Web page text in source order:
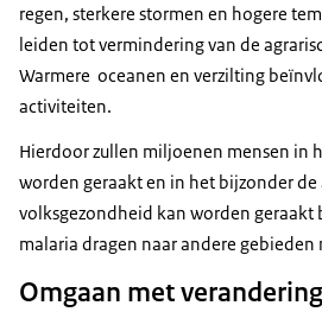
regen, sterkere stormen en hogere
leiden tot vermindering van de
Warmere oceanen en verzilting
activiteiten.
Hierdoor zullen miljoenen mensen in
worden geraakt en in het bijzonder
volksgezondheid kan worden geraakt
malaria dragen naar andere gebieden
Omgaan met